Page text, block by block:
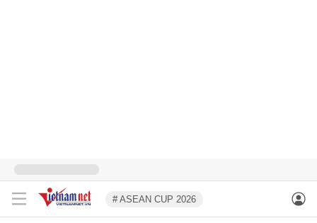
# ASEAN CUP 2026